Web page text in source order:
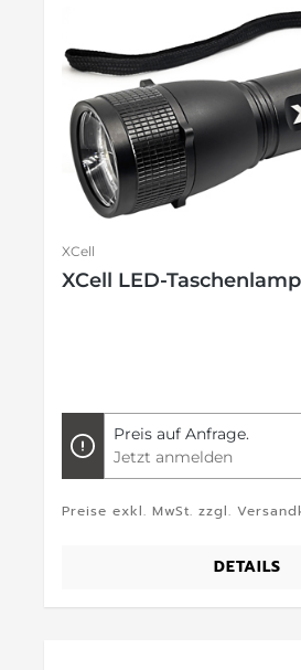
XCell
XCell LED-
Preis auf Anfrage.
Jetzt anmelden
Preise exkl. MwSt. zzgl.
DETAILS